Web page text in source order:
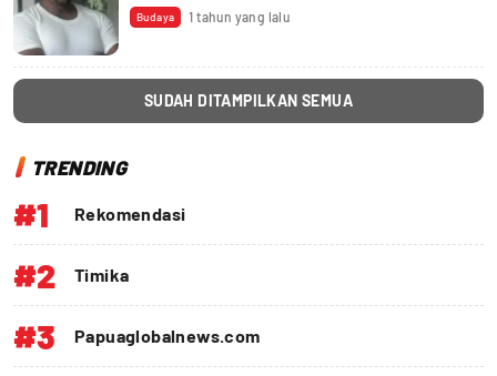
Budaya 1 tahun yang lalu
SUDAH DITAMPILKAN SEMUA
TRENDING
#1 Rekomendasi
#2 Timika
#3 Papuaglobalnews.com